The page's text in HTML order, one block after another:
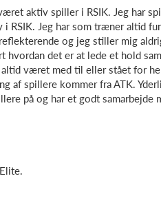
aktiv spiller i RSIK. Jeg har
RSIK. Jeg har som træner altid
og jeg stiller mig
hvordan det er at lede et hold
været med til eller stået for
spillere kommer fra ATK.
på og har et godt samarbejde